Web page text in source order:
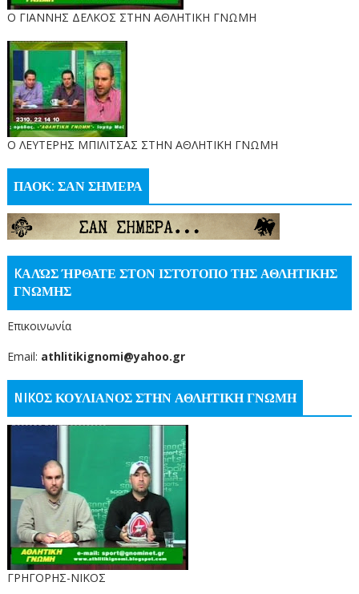
Ο ΓΙΑΝΝΗΣ ΔΕΛΚΟΣ ΣΤΗΝ ΑΘΛΗΤΙΚΗ ΓΝΩΜΗ
O ΛΕΥΤΕΡΗΣ ΜΠΙΛΙΤΣΑΣ ΣΤΗΝ ΑΘΛΗΤΙΚΗ ΓΝΩΜΗ
ΠΑΟΚ: ΣΑΝ ΣΗΜΕΡΑ
KΑΛΏΣ ΉΡΘΑΤΕ ΣΤΟΝ ΙΣΤΌΤΟΠΟ ΤΗΣ ΑΘΛΗΤΙΚΗΣ
ΓΝΩΜΗΣ
Επικοινωνία
Email: athlitikignomi@yahoo.gr
NIKOΣ ΚΟΥΛΙΑΝΟΣ ΣΤΗΝ ΑΘΛΗΤΙΚΗ ΓΝΩΜΗ
ΓΡΗΓΟΡΗΣ-ΝΙΚΟΣ